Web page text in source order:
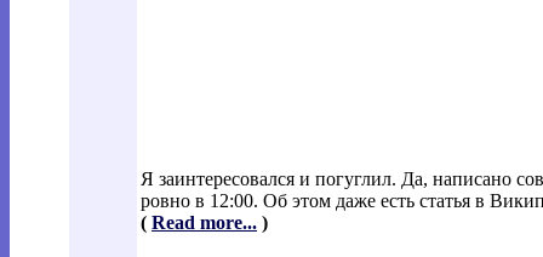
Я заинтересовался и погуглил. Да, написано
ровно в 12:00. Об этом даже есть статья в
( Read more... )